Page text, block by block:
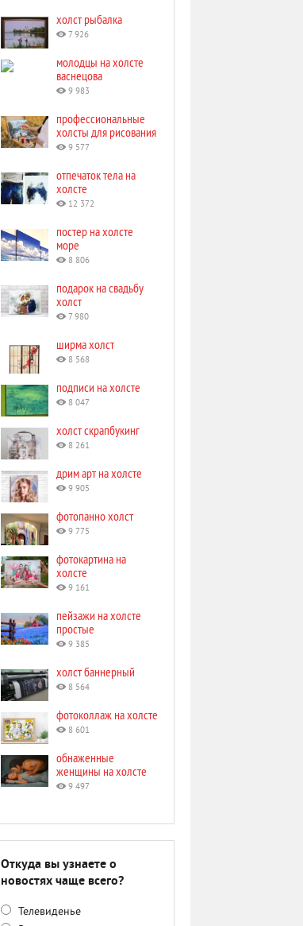
холст рыбалка
7 926
молодцы на холсте
васнецова
9 983
профессиональные
холсты для рисования
9 577
отпечаток тела на
холсте
12 372
постер на холсте
море
8 806
подарок на свадьбу
холст
7 980
ширма холст
8 568
подписи на холсте
8 047
холст скрапбукинг
8 261
дрим арт на холсте
9 905
фотопанно холст
9 775
фотокартина на
холсте
9 161
пейзажи на холсте
простые
9 385
холст баннерный
8 564
фотоколлаж на холсте
8 601
обнаженные
женщины на холсте
9 497
Откуда вы узнаете о
новостях чаще всего?
Телевиденье